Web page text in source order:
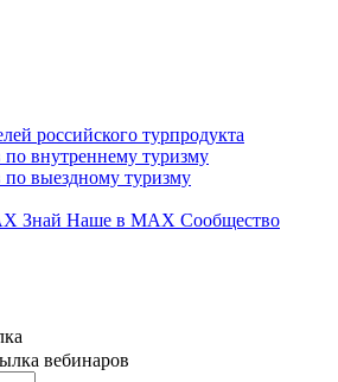
российского турпродукта
по внутреннему туризму
по выездному туризму
Знай Наше в MAX Сообщество
вебинаров